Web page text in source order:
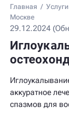
Главная / Услуги
Москве
29.12.2024
аккуратное
спазмов для